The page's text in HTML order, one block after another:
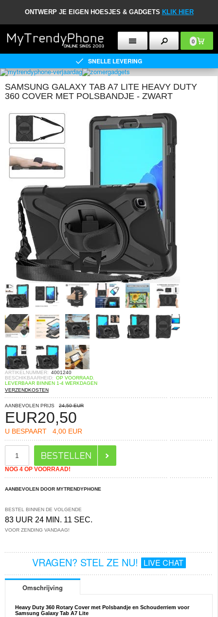
ONTWERP JE EIGEN HOESJES & GADGETS KLIK HIER
0
SNELLE LEVERING
SAMSUNG GALAXY TAB A7 LITE HEAVY DUTY
360 COVER MET POLSBANDJE - ZWART
ARTIKELNUMMER: 4001240
BESCHIKBAARHEID: OP VOORRAAD.
LEVERBAAR BINNEN 1-4 WERKDAGEN
VERZENDKOSTEN
AANBEVOLEN PRIJS 24,50 EUR
EUR20,50
U BESPAART 4,00 EUR
NOG 4 OP VOORRAAD!
AANBEVOLEN DOOR MYTRENDYPHONE
BESTEL BINNEN DE VOLGENDE
83 UUR 24 MIN. 11 SEC.
VOOR ZENDING VANDAAG!
VRAGEN? STEL ZE NU! LIVE CHAT
Omschrijving
Heavy Duty 360 Rotary Cover met Polsbandje en Schouderriem voor
Samsung Galaxy Tab A7 Lite